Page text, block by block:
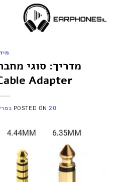
content
מדריך: סוגי
Adapter
POSTED ON20 במרץ 2022